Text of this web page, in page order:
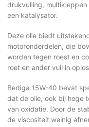
drukvulling,
een katalysator.
Deze olie biedt
motoronderdelen, die
worden tegen roest en
roet en ander vuil in
Bediga 15W-40 bevat
dat de olie, ook bij hoge
van oxidatie. Door de
de viscositeit weinig